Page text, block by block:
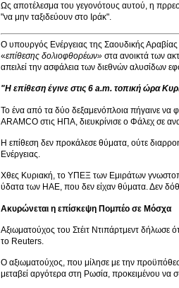
Ως αποτέλεσμα του γεγονότους αυτού, η
"να μην ταξιδεύουν στο Ιράκ".
Ο υπουργός Ενέργειας της Σαουδικής Αραβίας
«επίθεσης δολιοφθορέων» στα ανοικτά των
απειλεί την ασφάλεια των διεθνών αλυσίδων
"Η επίθεση έγινε στις 6 a.m. τοπική ώρα
Το ένα από τα δύο δεξαμενόπλοια πήγαινε να
ARAMCO στις ΗΠΑ, διευκρίνισε ο Φάλεχ σε
Η επίθεση δεν προκάλεσε θύματα, ούτε
Ενέργειας.
Χθες Κυριακή, το ΥΠΕΞ των Εμιράτων
ύδατα των ΗΑΕ, που δεν είχαν θύματα. Δεν
Ακυρώνεται η επίσκεψη Πομπέο σε Μόσχα
Αξιωματούχος του Στέιτ Ντιπάρτμεντ
το Reuters.
Ο αξιωματούχος, που μίλησε με την
μεταβεί αργότερα στη Ρωσία, προκειμένου να